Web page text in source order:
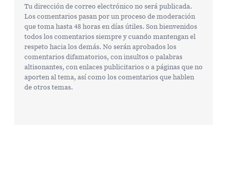
Tu dirección de correo electrónico no será publicada.
Los comentarios pasan por un proceso de moderación
que toma hasta 48 horas en días útiles. Son bienvenidos
todos los comentarios siempre y cuando mantengan el
respeto hacia los demás. No serán aprobados los
comentarios difamatorios, con insultos o palabras
altisonantes, con enlaces publicitarios o a páginas que no
aporten al tema, así como los comentarios que hablen
de otros temas.